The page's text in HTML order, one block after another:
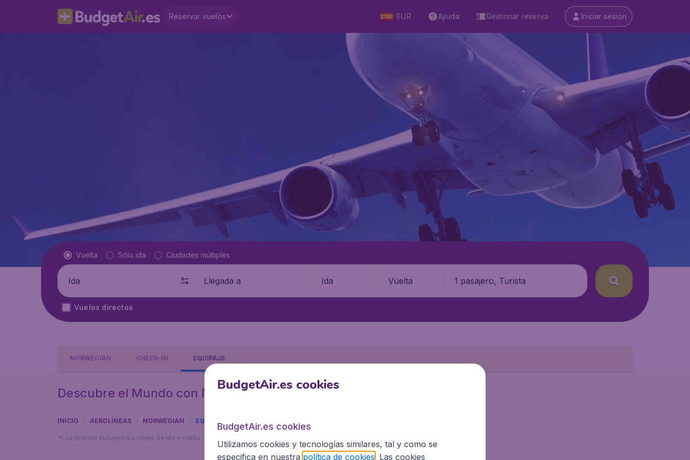
Reservar vuelos EUR Ayuda Gestionar reserva Iniciar sesión
Tipo de vuelo
Vuelta Sólo ida Ciudades múltiples
Salida de A dónde Ida Vuelta 1 pasajero, Turista
Vuelos directos
NORWEGIAN CHECK-IN EQUIPAJE
Descubre el Mundo con Norwegian
INICIO AEROLÍNEAS NORWEGIAN EQUIPAJE
*Los precios incluyen los viajes de ida y vuelta. Tarifas por persona, impuestos incluidos, excluyendo costes de gestión de 9,99€.
BudgetAir.es cookies
BudgetAir.es cookies
Utilizamos cookies y tecnologías similares, tal y como se
especifica en nuestra política de cookies . Las cookies